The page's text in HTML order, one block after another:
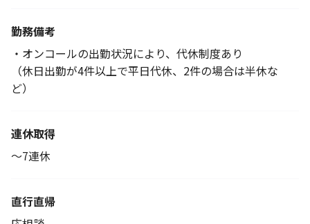
勤務備考
・オンコールの出勤状況により、代休制度あり
（休日出勤が4件以上で平日代休、2件の場合は半休な
ど）
連休取得
～7連休
直行直帰